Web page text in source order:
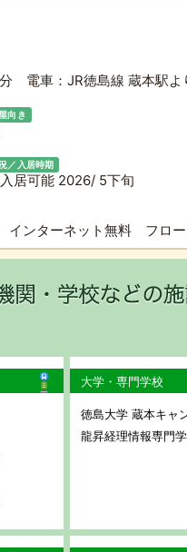
電車：JR徳島線 蔵本駅よ
向き
／入居時期
居可能 2026/ 5下旬
ンターネット無料 フ
大学・専門学校
徳島大学 蔵本キャ
龍昇経理情報専門